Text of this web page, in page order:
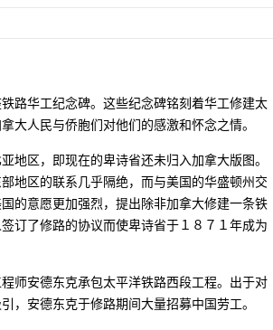
路华工纪念碑。这些纪念碑铭刻着华工修建太
大人民与侨胞们对他们的感激和怀念之情。
区，即现在的卑诗省还未归入加拿大版图。
地区的联系几乎隔绝，而与美国的华盛顿州交
的意愿更加强烈，提出除非加拿大修建一条铁
订了修路的协议而使卑诗省于１８７１年成为
师安德东克承包太平洋铁路西段工程。出于对
，安德东克于修路期间大量招募中国劳工。